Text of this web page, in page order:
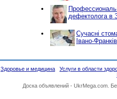
дефектолога в
Сучасні
Івано-
Здоровье и медицина
Услуги в области
Доска объявлений - UkrMega.com.